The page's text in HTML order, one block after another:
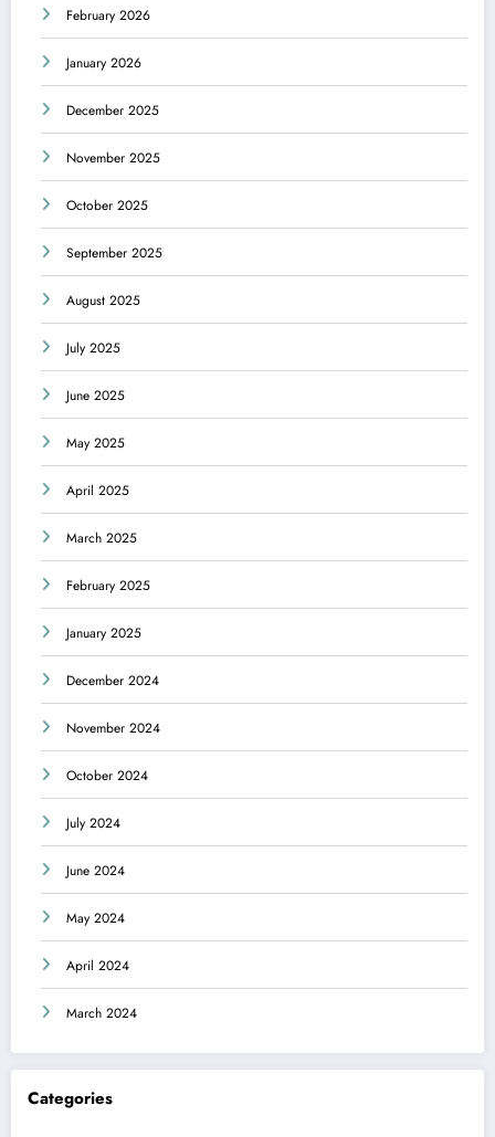
February 2026
January 2026
December 2025
November 2025
October 2025
September 2025
August 2025
July 2025
June 2025
May 2025
April 2025
March 2025
February 2025
January 2025
December 2024
November 2024
October 2024
July 2024
June 2024
May 2024
April 2024
March 2024
Categories